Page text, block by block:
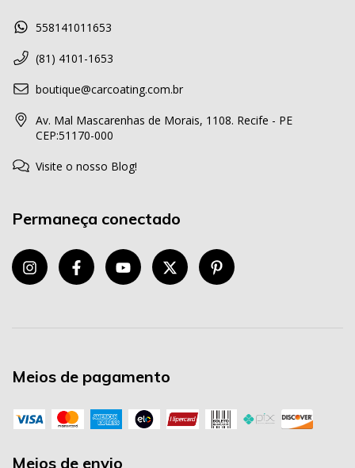
558141011653
(81) 4101-1653
boutique@carcoating.com.br
Av. Mal Mascarenhas de Morais, 1108. Recife - PE
CEP:51170-000
Visite o nosso Blog!
Permaneça conectado
Meios de pagamento
Meios de envio